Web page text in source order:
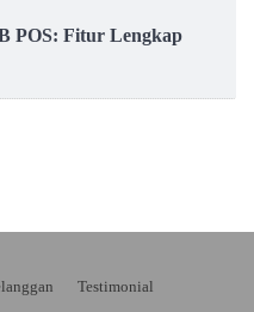
POS: Fitur Lengkap
Testimonial